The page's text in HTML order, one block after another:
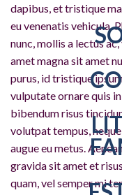
dapibus, et tristique
eu venenatis vehicula.
nunc, mollis a lectus
amet magna sit amet
purus, id tristique
vulputate ornare quis
bibendum risus
volutpat tempus,
augue eu metus.
gravida sit amet et
quam, vel semper mi